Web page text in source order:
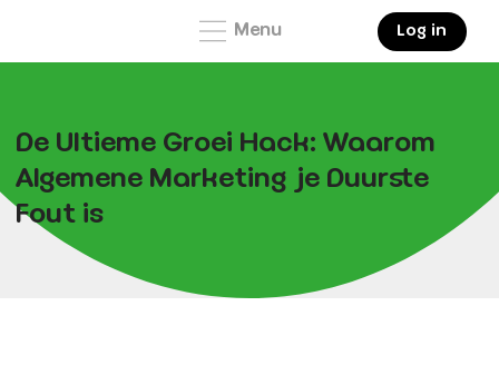
Menu Log in
De Ultieme Groei Hack: Waarom
Algemene Marketing je Duurste
Fout is